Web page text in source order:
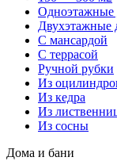
Одноэтажные
Двухэтажные
С мансардой
С террасой
Ручной рубки
Из
Из кедра
Из
Из сосны
Дома и бани